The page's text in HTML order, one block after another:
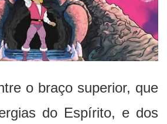
o braço superior, que
do Espírito, e dos